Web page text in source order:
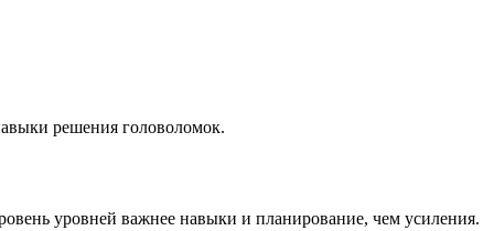
решения головоломок.
уровней важнее навыки и планирование, чем усиления.